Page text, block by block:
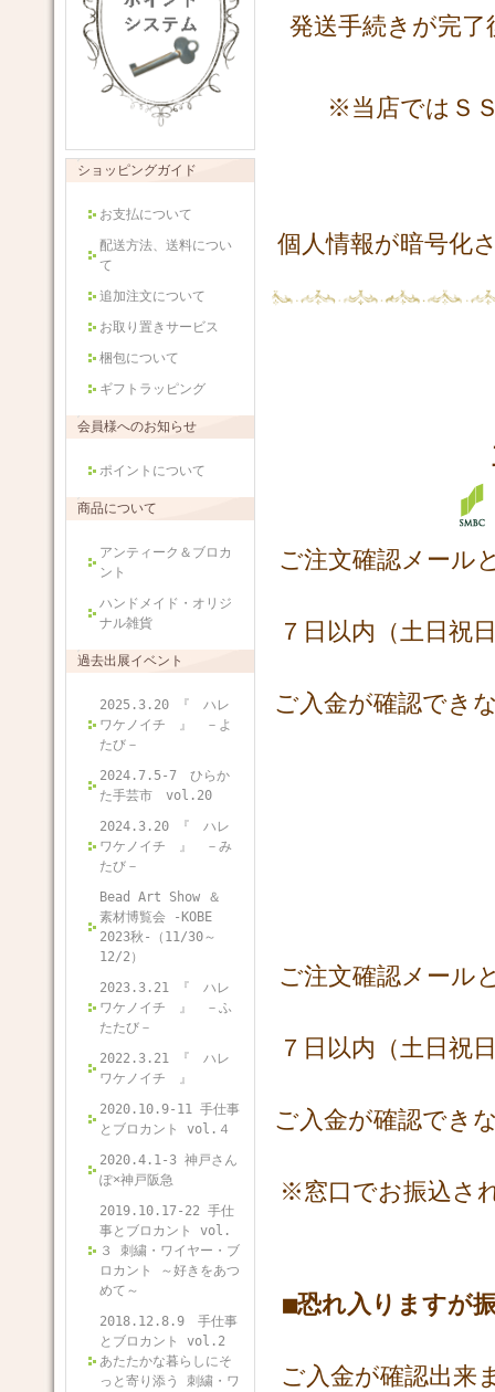
ショッピングガイド
お支払について
配送方法、送料につい
て
追加注文について
お取り置きサービス
梱包について
ギフトラッピング
会員様へのお知らせ
ポイントについて
商品について
アンティーク＆ブロカ
ント
ハンドメイド・オリジ
ナル雑貨
過去出展イベント
2025.3.20 『 ハレ
ワケノイチ 』 －よ
たび－
2024.7.5-7 ひらか
た手芸市 vol.20
2024.3.20 『 ハレ
ワケノイチ 』 －み
たび－
Bead Art Show ＆
素材博覧会 -KOBE
2023秋-（11/30～
12/2）
2023.3.21 『 ハレ
ワケノイチ 』 －ふ
たたび－
2022.3.21 『 ハレ
ワケノイチ 』
2020.10.9-11 手仕事
とブロカント vol.４
2020.4.1-3 神戸さん
ぽ×神戸阪急
2019.10.17-22 手仕
事とブロカント vol.
３ 刺繍・ワイヤー・ブ
ロカント ～好きをあつ
めて～
2018.12.8.9 手仕事
とブロカント vol.2
あたたかな暮らしにそ
っと寄り添う 刺繍・ワ
発送手続きが完
※当店ではＳ
個人情報が暗号化
ご注文確認メール
７日以内（土日祝
ご入金が確認でき
ご注文確認メール
７日以内（土日祝
ご入金が確認でき
※窓口でお振込さ
■恐れ入りますが
ご入金が確認出来